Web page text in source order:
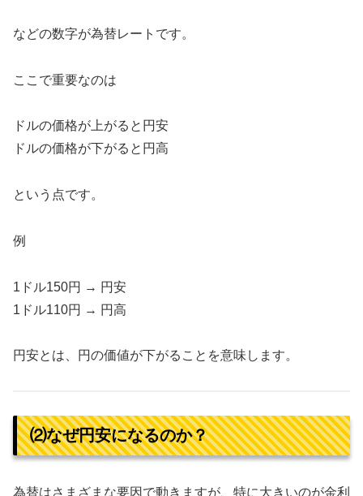
などの数字が為替レートです。
ここで重要なのは
ドルの価格が上がると円安
ドルの価格が下がると円高
という点です。
例
1ドル150円 → 円安
1ドル110円 → 円高
円安とは、円の価値が下がることを意味します。
⑵なぜ円安になるのか？
為替はさまざまな要因で動きますが、特に大きいのが金利